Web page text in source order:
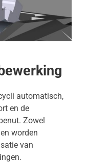
automatisch,
en de
Zowel
worden
van